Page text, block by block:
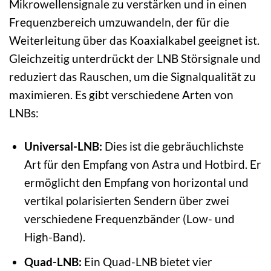
Mikrowellensignale zu verstärken und in einen
Frequenzbereich umzuwandeln, der für die
Weiterleitung über das Koaxialkabel geeignet ist.
Gleichzeitig unterdrückt der LNB Störsignale und
reduziert das Rauschen, um die Signalqualität zu
maximieren. Es gibt verschiedene Arten von
LNBs:
Universal-LNB: Dies ist die gebräuchlichste
Art für den Empfang von Astra und Hotbird. Er
ermöglicht den Empfang von horizontal und
vertikal polarisierten Sendern über zwei
verschiedene Frequenzbänder (Low- und
High-Band).
Quad-LNB: Ein Quad-LNB bietet vier